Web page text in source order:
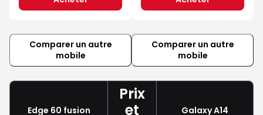
Comparer un autre
mobile
Comparer un autre
mobile
Edge 60 fusion
Prix
et
Galaxy A14